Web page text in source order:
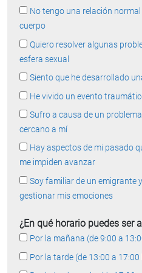
No tengo una relación
cuerpo
Quiero resolver algunas
esfera sexual
Siento que he desarrollado
He vivido un evento
Sufro a causa de un
cercano a mí
Hay aspectos de mi pasado
me impiden avanzar
Soy familiar de un emigrante
gestionar mis emociones
¿En qué horario puedes ser
Por la mañana (de 9:00 a
Por la tarde (de 13:00 a